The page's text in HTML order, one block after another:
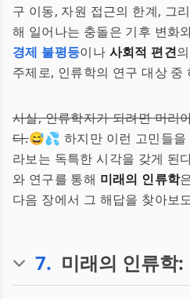
구 이동, 자원 접근의 한계, 그
해 일어나는 충돌은 기후 변화
경제 불평등이나 사회적 편견
주제로, 인류학의 연구 대상 중
사실, 인류학자가 되려면 머리
다.😅💦 하지만 이런 고민들을
라보는 독특한 시각을 갖게 된
와 연구를 통해 미래의 인류학
다음 장에서 그 해답을 찾아
7. 미래의 인류학